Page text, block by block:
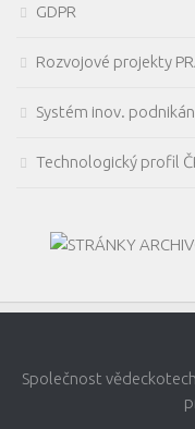
GDPR
Rozvojové projekty
Systém inov.
Technologický profil
Společnost